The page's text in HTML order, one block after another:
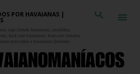
o conteúdo principal
POR HAVAIANAS |
seja chinelo havaianas, sandálias,
look com havaianas, look com chinelos
masculina e havaianas feminina.